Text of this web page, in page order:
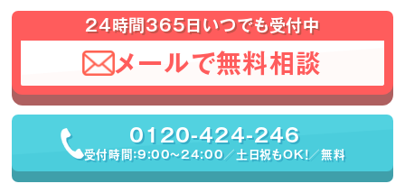
24時間365日いつでも受付中
メールで無料相談
0120-424-246
受付時間：9:00〜24:00／土日祝もOK！／無料